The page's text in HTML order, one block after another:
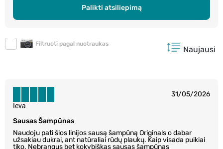
Palikti atsiliepimą
Filtruoti pagal nuotraukas
Naujausi
31/05/2026
Sausas Šampūnas
Naudoju pati šios linijos sausą šampūną Originals o dabar
užsakiau dukrai, ant natūraliai rūdų plaukų. Kaip visada puikiai
tiko. Nebrangus bet kokybiškas sausas šampūnas
Ieva